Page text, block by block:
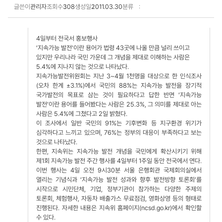
글쓴이관리자조회수308생성일2011.03.30분류
4일부터 전국서 홍보행사
‘지속가능 발전’이란 용어가 법령 43곳에 나올 만큼 널리 쓰이고
있지만 우리나라 국민 가운데 그 개념을 제대로 이해하는 사람은
5.4%에 지나지 않는 것으로 나타났다.
지속가능발전위원회는 지난 3~4월 1천명을 대상으로 한 인식조사
(오차 한계 ±3.1%)에서 국민의 88%는 지속가능 발전을 장기적
국가발전의 목표로 삼는 것이 필요하다고 답한 반면 ‘지속가능
발전’이란 용어를 들어봤다는 사람은 25.3%, 그 의미를 제대로 아는
사람은 5.4%에 그쳤다고 2일 밝혔다.
이 조사에서 일반 국민의 91%는 기후변화 등 지구환경 위기가
심각하다고 느끼고 있으며, 76%는 정부의 대응이 부족하다고 보는
것으로 나타났다.
한편, 지속위는 지속가능 발전 개념을 국민에게 확산시키기 위해
제1회 지속가능 발전 주간 행사를 4일부터 1주일 동안 전국에서 연다.
이번 행사는 4일 오전 9시30분 서울 은행회관 국제회의실에서
열리는 기념식과 ‘지속가능 발전 성과와 향후 발전방향 토론회’를
시작으로 시민단체, 기업, 정부기관이 참가하는 다양한 주제의
토론회, 체험행사, 자동차 배출가스 무료점검, 영화상영 등의 형태로
진행된다. 자세한 내용은 지속위 홈페이지(ncsd.go.kr)에서 확인할
수 있다.